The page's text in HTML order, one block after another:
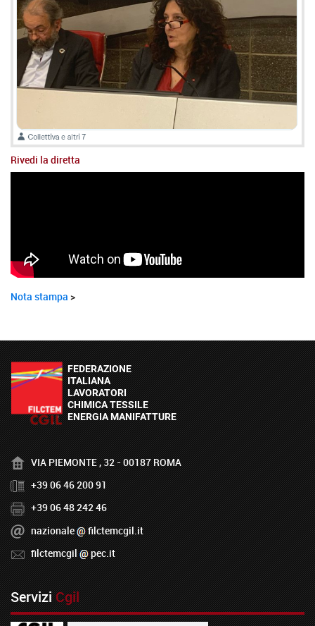
Rivedi la diretta
Nota stampa >
VIA PIEMONTE , 32 - 00187 ROMA
+39 06 46 200 91
+39 06 48 242 46
nazionale
filctemcgil.it
filctemcgil
pec.it
ServiziCgil